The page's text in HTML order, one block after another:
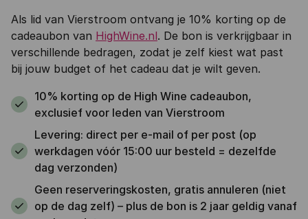
Als lid van Vierstroom ontvang je 10% korting op de
cadeaubon van HighWine.nl. De bon is verkrijgbaar in
verschillende bedragen, zodat je zelf kiest wat past
bij jouw budget of het cadeau dat je wilt geven.
10% korting op de High Wine cadeaubon,
exclusief voor leden van Vierstroom
Levering: direct per e-mail of per post (op
werkdagen vóór 15:00 uur besteld = dezelfde
dag verzonden)
Geen reserveringskosten, gratis annuleren (niet
op de dag zelf) – plus de bon is 2 jaar geldig vanaf